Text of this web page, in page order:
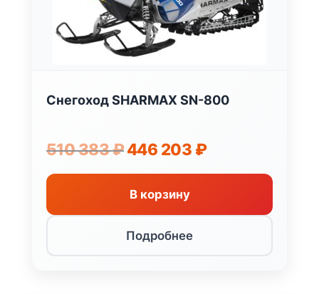
Снегоход SHARMAX SN-800
510 383₽ Первоначальная
составляла
510
446 203 ₽Текущая
446
В корзину
Подробнее